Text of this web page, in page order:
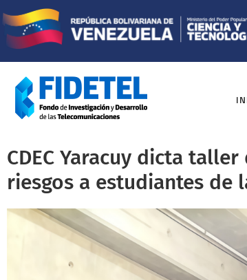
CDEC Yaracuy dicta
riesgos a estudiantes de